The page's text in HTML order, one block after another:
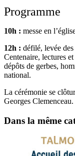
Programme
10h : messe en
12h : défilé, levée
Centenaire, lectures
dépôts de gerbes,
national.
La cérémonie se
Georges Clemenceau.
Dans la même